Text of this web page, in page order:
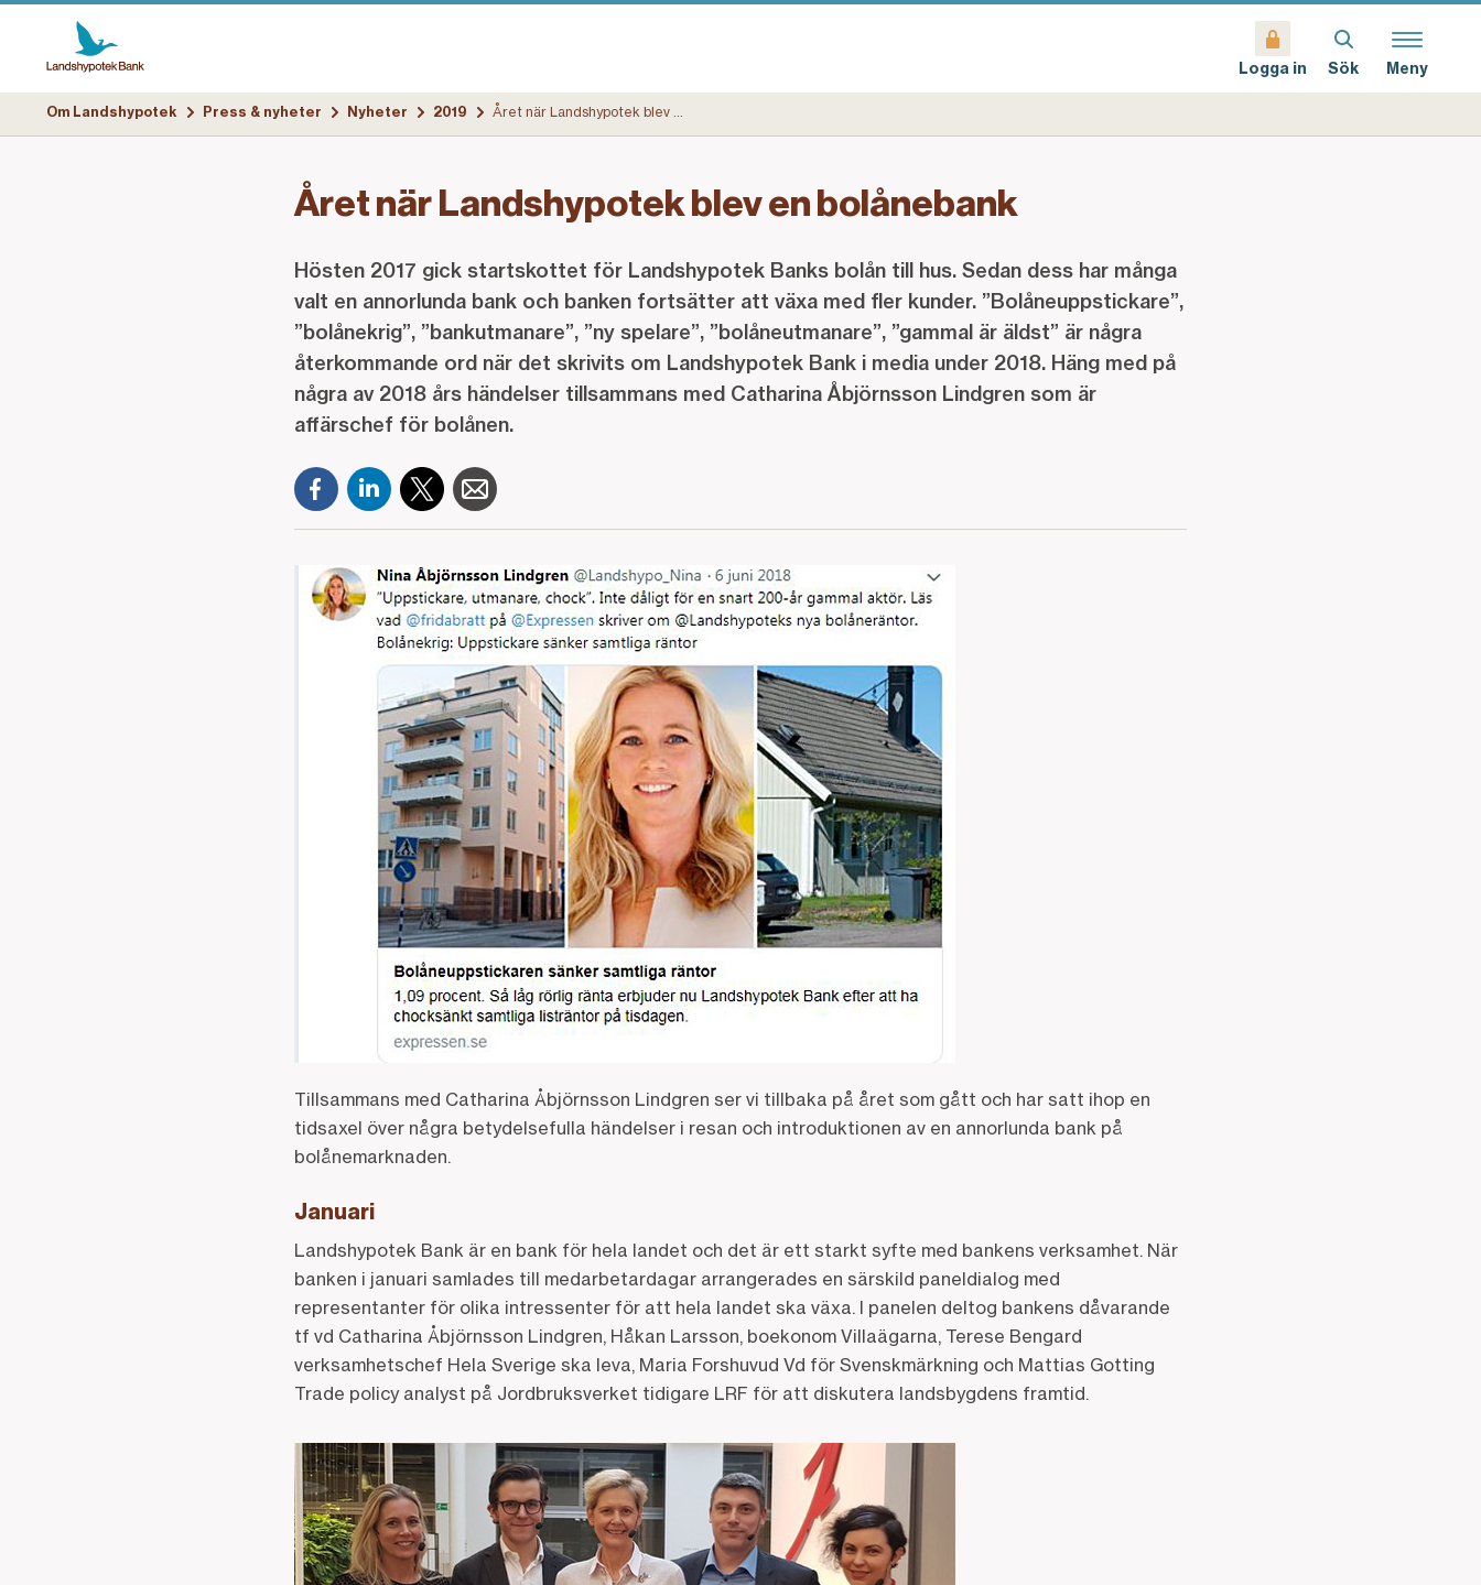
Logga in Sök Meny
Om Landshypotek Press & nyheter Nyheter 2019 Året när Landshypotek blev en bolånebank
Året när Landshypotek blev en bolånebank
Hösten 2017 gick startskottet för Landshypotek Banks bolån till hus. Sedan dess har många
valt en annorlunda bank och banken fortsätter att växa med fler kunder. ”Bolåneuppstickare”,
”bolånekrig”, ”bankutmanare”, ”ny spelare”, ”bolåneutmanare”, ”gammal är äldst” är några
återkommande ord när det skrivits om Landshypotek Bank i media under 2018. Häng med på
några av 2018 års händelser tillsammans med Catharina Åbjörnsson Lindgren som är
affärschef för bolånen.
Tillsammans med Catharina Åbjörnsson Lindgren ser vi tillbaka på året som gått och har satt ihop en
tidsaxel över några betydelsefulla händelser i resan och introduktionen av en annorlunda bank på
bolånemarknaden.
Januari
Landshypotek Bank är en bank för hela landet och det är ett starkt syfte med bankens verksamhet. När
banken i januari samlades till medarbetardagar arrangerades en särskild paneldialog med
representanter för olika intressenter för att hela landet ska växa. I panelen deltog bankens dåvarande
tf vd Catharina Åbjörnsson Lindgren, Håkan Larsson, boekonom Villaägarna, Terese Bengard
verksamhetschef Hela Sverige ska leva, Maria Forshuvud Vd för Svenskmärkning och Mattias Gotting
Trade policy analyst på Jordbruksverket tidigare LRF för att diskutera landsbygdens framtid.